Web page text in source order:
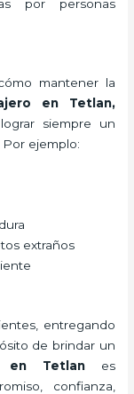
por personas
mantener la
en Tetlan,
siempre un
ejemplo:
extraños
entregando
de brindar un
en Tetlanes
confianza,